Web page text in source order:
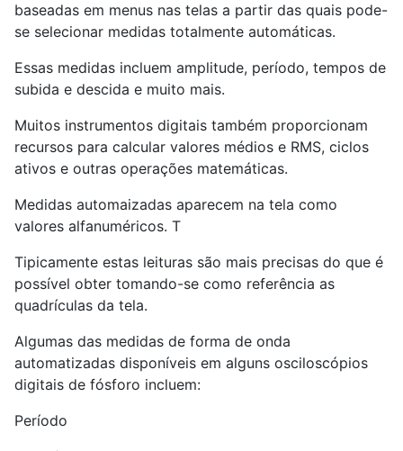
baseadas em menus nas telas a partir das quais pode-
se selecionar medidas totalmente automáticas.
Essas medidas incluem amplitude, período, tempos de
subida e descida e muito mais.
Muitos instrumentos digitais também proporcionam
recursos para calcular valores médios e RMS, ciclos
ativos e outras operações matemáticas.
Medidas automaizadas aparecem na tela como
valores alfanuméricos. T
Tipicamente estas leituras são mais precisas do que é
possível obter tomando-se como referência as
quadrículas da tela.
Algumas das medidas de forma de onda
automatizadas disponíveis em alguns osciloscópios
digitais de fósforo incluem:
Período